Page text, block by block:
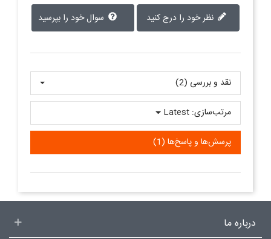
سوال خود را بپرسید
نقد و بررسی‌‌ (2)
پرسش‌ها و پاسخ‌ها (1)
مرتب‌سازی: Latest
درباره ما